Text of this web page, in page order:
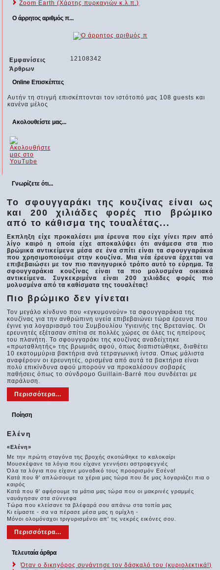
Zoom Earth (Χάρτης πυρκαγιών κ.λ.π.)
Ο άρρητος αριθμός π...
Εμφανίσεις
Άρθρων
12108342
Online Επισκέπτες
Αυτήν τη στιγμή επισκέπτονται τον ιστότοπό μας 108 guests και
κανένα μέλος
Ακολουθείστε μας...
Γνωρίζετε ότι...
Το σφουγγαράκι της κουζίνας είναι ως
και 200 χιλιάδες φορές πιο βρώμικο
από το κάθισμα της τουαλέτας...
Εκπληξη είχε προκαλέσει μια έρευνα που είχε γίνει πριν από
λίγο καιρό η οποία είχε αποκαλύψει ότι ανάμεσα στα πιο
βρώμικα αντικείμενα μέσα σε ένα σπίτι είναι τα σφουγγαράκια
που χρησιμοποιούμε στην κουζίνα. Μια νέα έρευνα έρχεται να
επιβεβαιώσει με τον πιο πανηγυρικό τρόπο αυτό το εύρημα. Τα
σφουγγαράκια κουζίνας είναι τα πιο μολυσμένα οικιακά
αντικείμενα. Συγκεκριμένα είναι 200 χιλιάδες φορές πιο
μολυσμένα από τα καθίσματα της τουαλέτας!
Πιο βρώμικο δεν γίνεται
Τον μεγάλο κίνδυνο που «εγκυμονούν» τα σφουγγαράκια της
κουζίνας για την ανθρώπινη υγεία επιβεβαιώνει τώρα έρευνα που
έγινε για λογαριασμό του Συμβουλίου Υγιεινής της Βρετανίας. Οι
ερευνητές εξέτασαν σπίτια σε πολλές χώρες σε όλες τις ηπείρους
του πλανήτη. Το σφουγγαράκι της κουζίνας αναδείχτηκε
«πρωταθλητής» της βρωμιάς αφού, όπως διαπιστώθηκε, διαθέτει
10 εκατομμύρια βακτήρια ανά τετραγωνική ίντσα. Οπως μάλιστα
αναφέρουν οι ερευνητές, ορισμένα από αυτά τα βακτήρια είναι
πολύ επικίνδυνα αφού μπορούν να προκαλέσουν σοβαρές
παθήσεις όπως το σύνδρομο Guillain-Barré που συνδέεται με
παράλυση.
Περισσότερα...
Ποίηση
Ελένη
«Ελένη»
Με την πρώτη σταγόνα της βροχής σκοτώθηκε το καλοκαίρι
Μουσκέψανε τα λόγια που είχανε γεννήσει αστροφεγγιές
Όλα τα λόγια που είχανε μοναδικό τους προορισμόν Εσένα!
Κατά που θ' απλώσουμε τα χέρια μας τώρα που δε μας λογαριάζει πια ο
καιρός
Κατά που θ' αφήσουμε τα μάτια μας τώρα που οι μακρινές γραμμές
ναυάγησαν στα σύννεφα
Τώρα που κλείσανε τα βλέφαρά σου απάνω στα τοπία μας
Κι είμαστε - σα να πέρασε μέσα μας η ομίχλη -
Μόνοι ολομόναχοι τριγυρισμένοι απ' τις νεκρές εικόνες σου.
Περισσότερα...
Τελευταία άρθρα
Όταν ο δικηγόρος συνάντησε τον δάσκαλό του (κυριολεκτικά!)